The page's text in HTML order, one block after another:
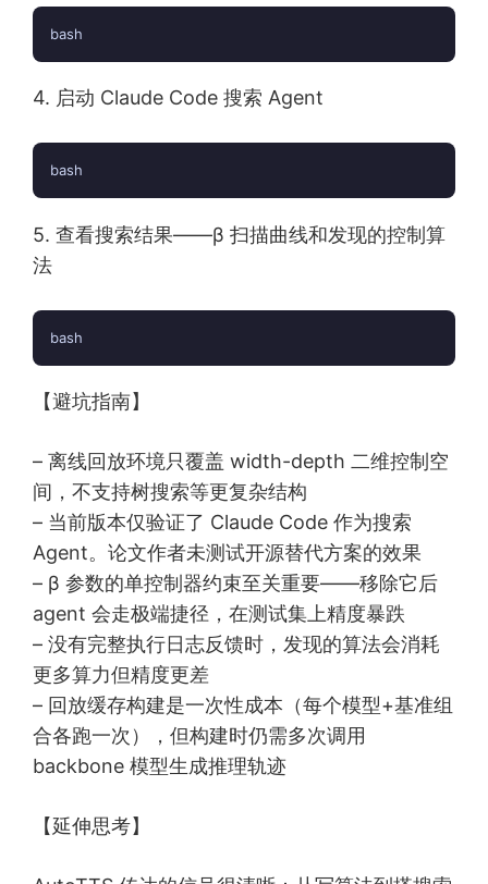
bash
4. 启动 Claude Code 搜索 Agent
bash
5. 查看搜索结果——β 扫描曲线和发现的控制算
法
bash
【避坑指南】
– 离线回放环境只覆盖 width-depth 二维控制空
间，不支持树搜索等更复杂结构
– 当前版本仅验证了 Claude Code 作为搜索
Agent。论文作者未测试开源替代方案的效果
– β 参数的单控制器约束至关重要——移除它后
agent 会走极端捷径，在测试集上精度暴跌
– 没有完整执行日志反馈时，发现的算法会消耗
更多算力但精度更差
– 回放缓存构建是一次性成本（每个模型+基准组
合各跑一次），但构建时仍需多次调用
backbone 模型生成推理轨迹
【延伸思考】